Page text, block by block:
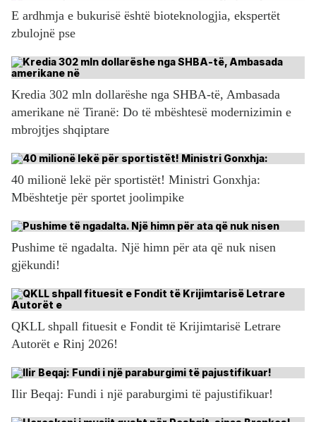
E ardhmja e bukurisë është bioteknologjia, ekspertët
zbulojnë pse
Kredia 302 mln dollarëshe nga SHBA-të, Ambasada
amerikane në Tiranë: Do të mbështesë modernizimin e
mbrojtjes shqiptare
40 milionë lekë për sportistët! Ministri Gonxhja:
Mbështetje për sportet joolimpike
Pushime të ngadalta. Një himn për ata që nuk nisen
gjëkundi!
QKLL shpall fituesit e Fondit të Krijimtarisë Letrare
Autorët e Rinj 2026!
Ilir Beqaj: Fundi i një paraburgimi të pajustifikuar!